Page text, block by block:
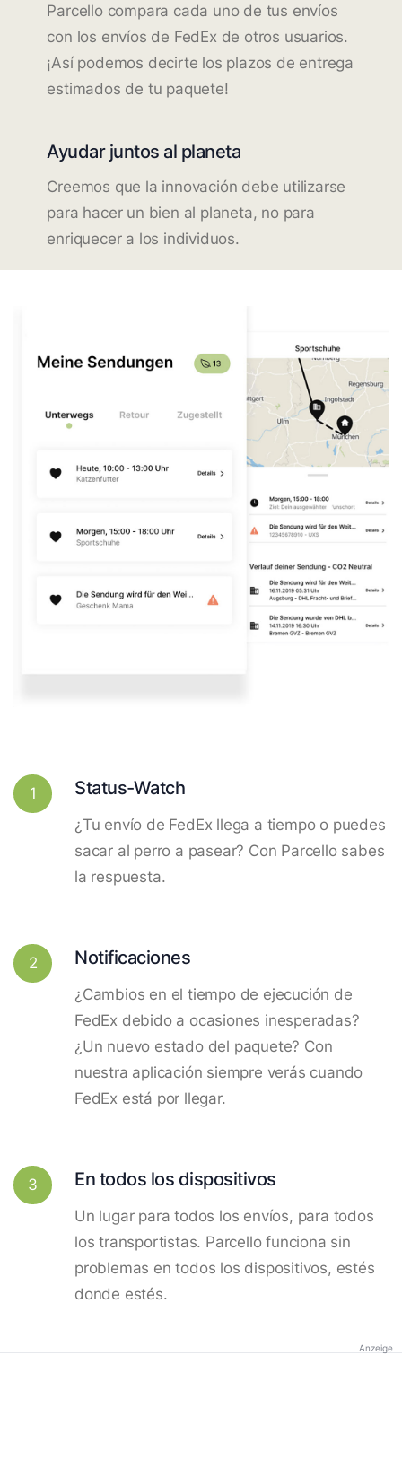
Parcello compara cada uno de tus envíos
con los envíos de FedEx de otros usuarios.
¡Así podemos decirte los plazos de entrega
estimados de tu paquete!
Ayudar juntos al planeta
Creemos que la innovación debe utilizarse
para hacer un bien al planeta, no para
enriquecer a los individuos.
1 Status-Watch
¿Tu envío de FedEx llega a tiempo o puedes
sacar al perro a pasear? Con Parcello sabes
la respuesta.
2 Notificaciones
¿Cambios en el tiempo de ejecución de
FedEx debido a ocasiones inesperadas?
¿Un nuevo estado del paquete? Con
nuestra aplicación siempre verás cuando
FedEx está por llegar.
3 En todos los dispositivos
Un lugar para todos los envíos, para todos
los transportistas. Parcello funciona sin
problemas en todos los dispositivos, estés
donde estés.
Anzeige